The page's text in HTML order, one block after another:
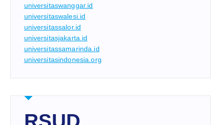
universitaswanggar.id
universitaswalesi.id
universitassalor.id
universitasjakarta.id
universitassamarinda.id
universitasindonesia.org